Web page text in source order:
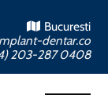
Bucuresti
dentar.co
203-287 0408